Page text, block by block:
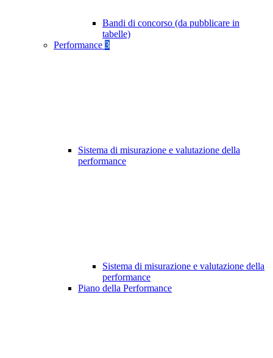
Bandi di concorso (da pubblicare in
tabelle)
Performance 3
Sistema di misurazione e valutazione della
performance
Sistema di misurazione e valutazione della
performance
Piano della Performance